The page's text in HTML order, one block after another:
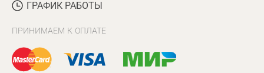
ГРАФИК РАБОТЫ
ПРИНИМАЕМ К ОПЛАТЕ